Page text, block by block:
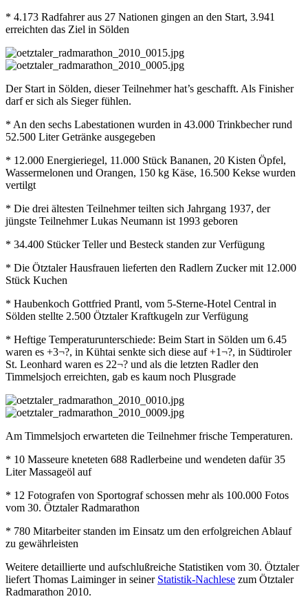
* 4.173 Radfahrer aus 27 Nationen gingen an den Start, 3.941
erreichten das Ziel in Sölden
Der Start in Sölden, dieser Teilnehmer hat’s geschafft. Als Finisher
darf er sich als Sieger fühlen.
* An den sechs Labestationen wurden in 43.000 Trinkbecher rund
52.500 Liter Getränke ausgegeben
* 12.000 Energieriegel, 11.000 Stück Bananen, 20 Kisten Öpfel,
Wassermelonen und Orangen, 150 kg Käse, 16.500 Kekse wurden
vertilgt
* Die drei ältesten Teilnehmer teilten sich Jahrgang 1937, der
jüngste Teilnehmer Lukas Neumann ist 1993 geboren
* 34.400 Stücker Teller und Besteck standen zur Verfügung
* Die Ötztaler Hausfrauen lieferten den Radlern Zucker mit 12.000
Stück Kuchen
* Haubenkoch Gottfried Prantl, vom 5-Sterne-Hotel Central in
Sölden stellte 2.500 Ötztaler Kraftkugeln zur Verfügung
* Heftige Temperaturunterschiede: Beim Start in Sölden um 6.45
waren es +3¬?, in Kühtai senkte sich diese auf +1¬?, in Südtiroler
St. Leonhard waren es 22¬? und als die letzten Radler den
Timmelsjoch erreichten, gab es kaum noch Plusgrade
Am Timmelsjoch erwarteten die Teilnehmer frische Temperaturen.
* 10 Masseure kneteten 688 Radlerbeine und wendeten dafür 35
Liter Massageöl auf
* 12 Fotografen von Sportograf schossen mehr als 100.000 Fotos
vom 30. Ötztaler Radmarathon
* 780 Mitarbeiter standen im Einsatz um den erfolgreichen Ablauf
zu gewährleisten
Weitere detaillierte und aufschlußreiche Statistiken vom 30. Ötztaler
liefert Thomas Laiminger in seiner Statistik-Nachlese zum Ötztaler
Radmarathon 2010.